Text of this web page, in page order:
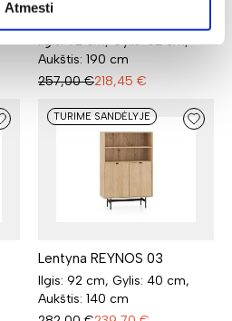
Atmesti
Ilgis: 92 cm, Gylis: 52 cm,
Aukštis: 190 cm
257,00 €218,45 €
TURIME SANDĖLYJE
Lentyna REYNOS 03
Ilgis: 92 cm, Gylis: 40 cm,
Aukštis: 140 cm